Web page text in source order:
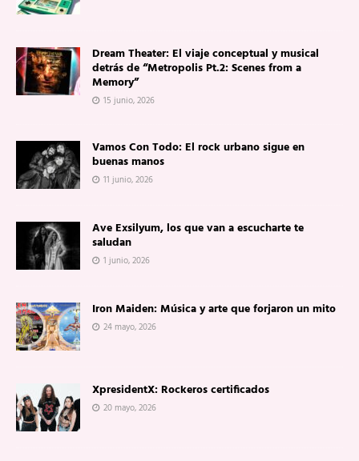
Dream Theater: El viaje conceptual y musical
detrás de “Metropolis Pt.2: Scenes from a
Memory”
15 junio, 2026
Vamos Con Todo: El rock urbano sigue en
buenas manos
11 junio, 2026
Ave Exsilyum, los que van a escucharte te
saludan
1 junio, 2026
Iron Maiden: Música y arte que forjaron un mito
24 mayo, 2026
XpresidentX: Rockeros certificados
20 mayo, 2026